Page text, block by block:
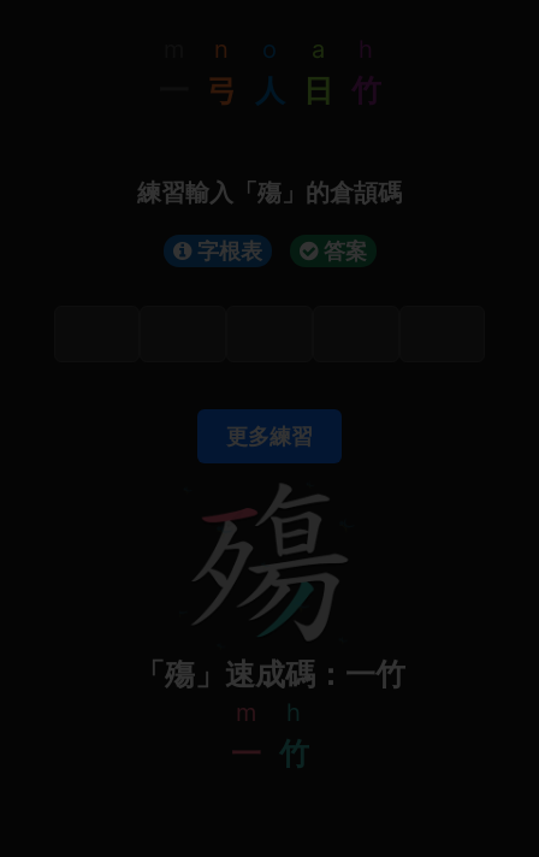
n
弓
o
人
a
日
h
竹
練習輸入「殤」的倉頡碼
字根表 答案
更多練習
「殤」速成碼：一竹
m
一
h
竹